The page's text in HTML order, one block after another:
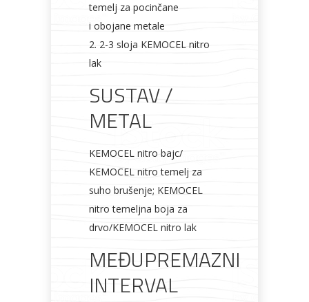
temelj za pocinčane
i obojane metale
2. 2-3 sloja KEMOCEL nitro
lak
SUSTAV /
METAL
KEMOCEL nitro bajc/
KEMOCEL nitro temelj za
suho brušenje; KEMOCEL
nitro temeljna boja za
drvo/KEMOCEL nitro lak
MEĐUPREMAZNI
INTERVAL